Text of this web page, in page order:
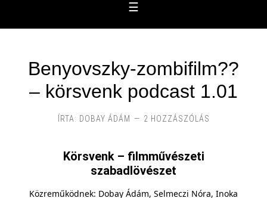
Benyovszky-zombifilm??
– körsvenk podcast 1.01
ÍRTA: DOBAY ÁDÁM 2 HOZZÁSZÓLÁS
Körsvenk – filmművészeti
szabadlövészet
Közreműködnek: Dobay Ádám, Selmeczi Nóra, Inoka